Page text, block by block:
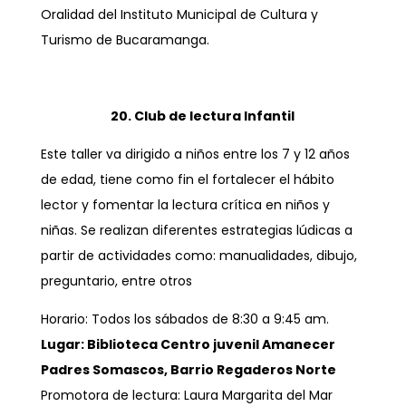
Oralidad del Instituto Municipal de Cultura y
Turismo de Bucaramanga.
20. Club de lectura Infantil
Este taller va dirigido a niños entre los 7 y 12 años
de edad, tiene como fin el fortalecer el hábito
lector y fomentar la lectura crítica en niños y
niñas. Se realizan diferentes estrategias lúdicas a
partir de actividades como: manualidades, dibujo,
preguntario, entre otros
Horario: Todos los sábados de 8:30 a 9:45 am.
Lugar: Biblioteca Centro juvenil Amanecer
Padres Somascos, Barrio Regaderos Norte
Promotora de lectura: Laura Margarita del Mar